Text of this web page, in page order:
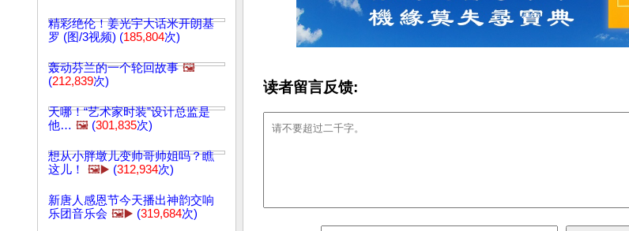
精彩绝伦！姜光宇大话米开朗基
罗 (图/3视频) (185,804次)
轰动芬兰的一个轮回故事 🖼️
(212,839次)
天哪！“艺术家时装”设计总监是
他… 🖼️ (301,835次)
想从小胖墩儿变帅哥帅姐吗？瞧
这儿！
🖼️▶️ (312,934次)
新唐人感恩节今天播出神韵交响
乐团音乐会 🖼️▶️ (319,684次)
读者留言反馈: